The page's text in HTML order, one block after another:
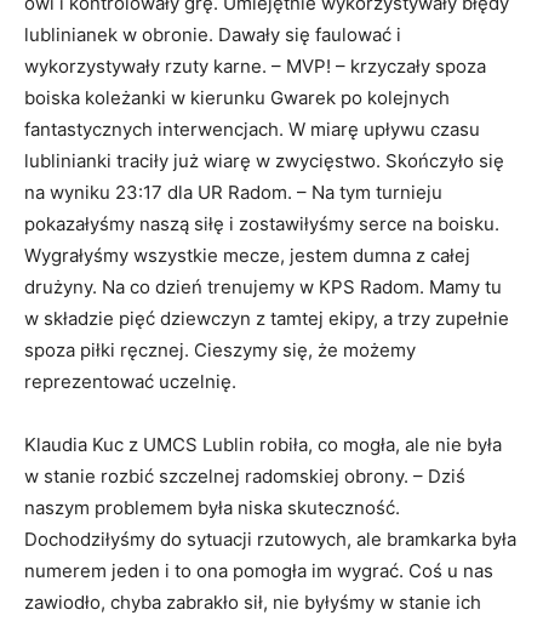
lublinianek w obronie. Dawały się faulować i
wykorzystywały rzuty karne. – MVP! – krzyczały spoza
boiska koleżanki w kierunku Gwarek po kolejnych
fantastycznych interwencjach. W miarę upływu czasu
lublinianki traciły już wiarę w zwycięstwo. Skończyło się
na wyniku 23:17 dla UR Radom. – Na tym turnieju
pokazałyśmy naszą siłę i zostawiłyśmy serce na boisku.
Wygrałyśmy wszystkie mecze, jestem dumna z całej
drużyny. Na co dzień trenujemy w KPS Radom. Mamy tu
w składzie pięć dziewczyn z tamtej ekipy, a trzy zupełnie
spoza piłki ręcznej. Cieszymy się, że możemy
reprezentować uczelnię.
Klaudia Kuc z UMCS Lublin robiła, co mogła, ale nie była
w stanie rozbić szczelnej radomskiej obrony. – Dziś
naszym problemem była niska skuteczność.
Dochodziłyśmy do sytuacji rzutowych, ale bramkarka była
numerem jeden i to ona pomogła im wygrać. Coś u nas
zawiodło, chyba zabrakło sił, nie byłyśmy w stanie ich